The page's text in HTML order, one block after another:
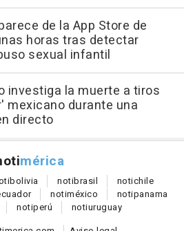
de la App Store de
horas tras detectar
sexual infantil
investiga la muerte a tiros
mexicano durante una
directo
mérica
bolivia notibrasil notichile
notiméxico notipanama
notiperú notiuruguay